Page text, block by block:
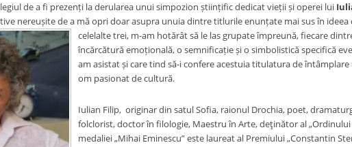
de a fi prezenți la derularea unui simpozion științific dedicat vieții și operei lui
nereușite de a mă opri doar asupra unuia dintre titlurile enunțate mai sus în
celelalte trei, m-am hotărât să le las grupate împreună, fiecare
încărcătură emoțională, o semnificație și o simbolistică specifică
am asistat și care tind să-i confere acestuia titulatura de
om pasionat de cultură.
Iulian Filip, originar din satul Sofia, raionul Drochia, poet,
folclorist, doctor în filologie, Maestru în Arte, deţinător al „Ordinului
medaliei „Mihai Eminescu” este laureat al Premiului „Constantin